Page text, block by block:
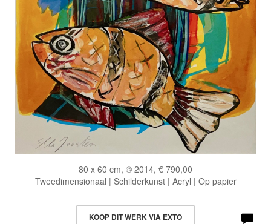
80 x 60 cm, © 2014, € 790,00
Tweedimensionaal | Schilderkunst | Acryl | Op papier
KOOP DIT WERK VIA EXTO